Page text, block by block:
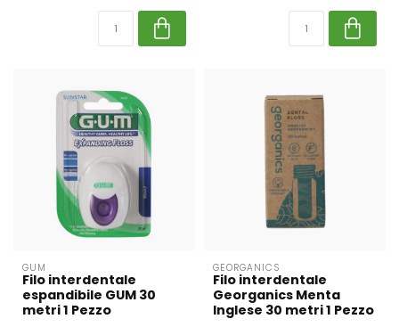
GUM
Filo interdentale
espandibile GUM 30
metri 1 Pezzo
GEORGANICS
Filo interdentale
Georganics Menta
Inglese 30 metri 1 Pezzo